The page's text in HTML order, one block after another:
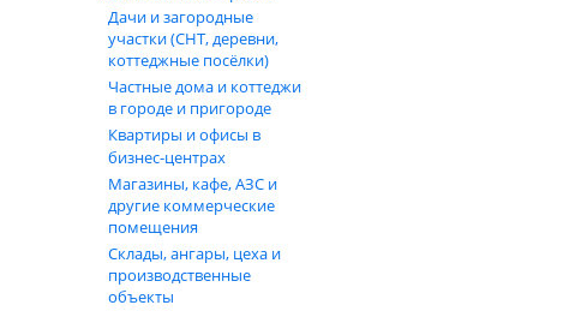
Дачи и загородные
участки (СНТ, деревни,
коттеджные посёлки)
Частные дома и коттеджи
в городе и пригороде
Квартиры и офисы в
бизнес‑центрах
Магазины, кафе, АЗС и
другие коммерческие
помещения
Склады, ангары, цеха и
производственные
объекты